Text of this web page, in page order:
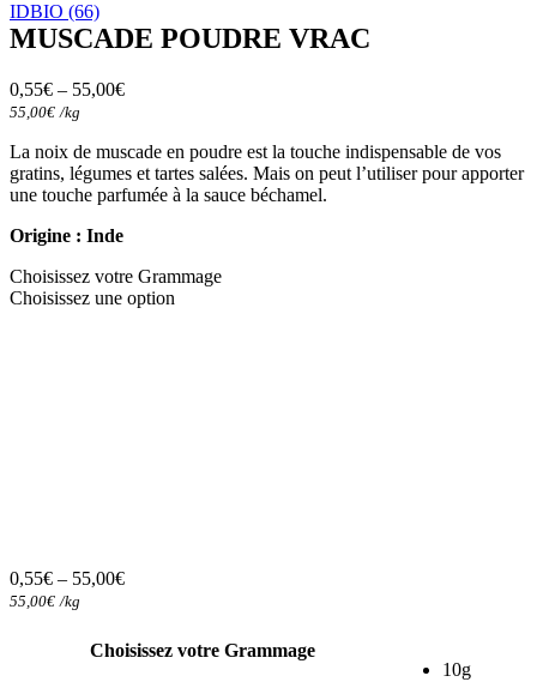
IDBIO (66)
MUSCADE POUDRE VRAC
0,55€ – 55,00€
55,00€ /kg
La noix de muscade en poudre est la touche indispensable de vos
gratins, légumes et tartes salées. Mais on peut l’utiliser pour apporter
une touche parfumée à la sauce béchamel.
Origine : Inde
Choisissez votre Grammage
Choisissez une option
0,55€ – 55,00€
55,00€ /kg
Choisissez votre Grammage
10g